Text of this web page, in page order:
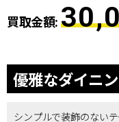
買取金額:
優雅なダイニ
シンプルで装飾のない